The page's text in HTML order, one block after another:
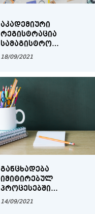
ᲐᲙᲐᲓᲔᲛᲘᲣᲠᲘ
ᲠᲔᲒᲘᲡᲢᲠᲐᲪᲘᲐ
ᲡᲐᲛᲐᲒᲘᲡᲢᲠᲝ
ᲞᲠᲝᲒᲠᲐᲛᲔᲑᲖᲔ
18/09/2021
ᲒᲐᲜᲪᲮᲐᲓᲔᲑᲐ
ᲘᲛᲘᲢᲘᲠᲔᲑᲣᲚ
ᲞᲠᲝᲪᲔᲡᲔᲑᲨᲘ
ᲛᲝᲜᲐᲬᲘᲚᲔᲝᲑᲘᲡ
14/09/2021